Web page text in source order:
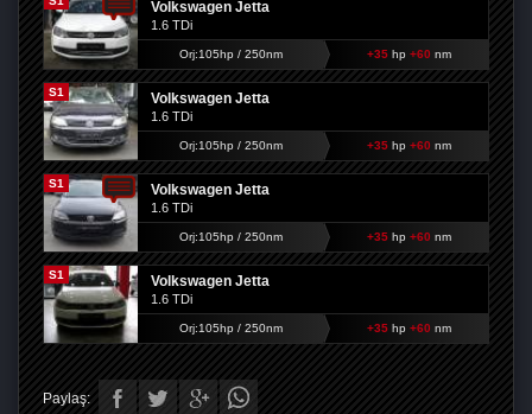
Volkswagen Jetta
1.6 TDi
Orj:105hp / 250nm +35hp +60 nm
S1 Volkswagen Jetta
1.6 TDi
Orj:105hp / 250nm +35hp +60 nm
S1 Volkswagen Jetta
1.6 TDi
Orj:105hp / 250nm +35hp +60 nm
S1 Volkswagen Jetta
1.6 TDi
Orj:105hp / 250nm +35hp +60 nm
Paylaş: